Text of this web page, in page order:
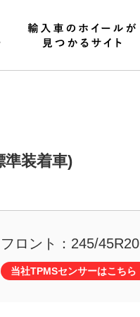
装着車)
フロント：245/
当社TPMSセンサーはこちら